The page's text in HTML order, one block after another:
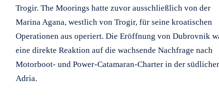
Trogir. The Moorings hatte zuvor ausschließlich von der
Marina Agana, westlich von Trogir, für seine kroatischen
Operationen aus operiert. Die Eröffnung von Dubrovnik
eine direkte Reaktion auf die wachsende Nachfrage nach
Motorboot- und Power-Catamaran-Charter in der
Adria.